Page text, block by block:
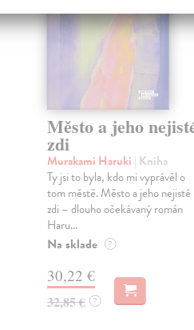
Město a jeho
zdi
Murakami Haruki | Kniha
Ty jsi to byla, kdo mi vyprávěl o
tom městě. Město a jeho nejisté
zdi – dlouho očekávaný román
Haru...
Na sklade ?
30,22 €
32,85 € ?